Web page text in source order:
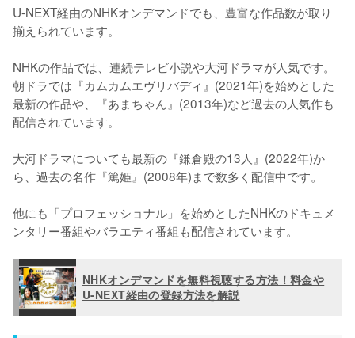
U-NEXT経由のNHKオンデマンドでも、豊富な作品数が取り
揃えられています。
NHKの作品では、連続テレビ小説や大河ドラマが人気です。
朝ドラでは『カムカムエヴリバディ』(2021年)を始めとした
最新の作品や、『あまちゃん』(2013年)など過去の人気作も
配信されています。
大河ドラマについても最新の『鎌倉殿の13人』(2022年)か
ら、過去の名作『篤姫』(2008年)まで数多く配信中です。
他にも「プロフェッショナル」を始めとしたNHKのドキュメ
ンタリー番組やバラエティ番組も配信されています。
NHKオンデマンドを無料視聴する方法！料金や
U-NEXT経由の登録方法を解説